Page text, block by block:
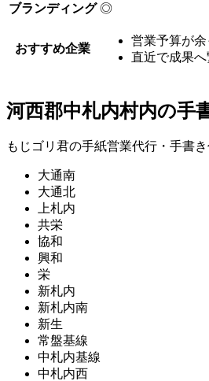
ブランディング ◎
おすすめ企業
営業予算が余
直近で成果
河西郡中札内村内の手
もじゴリ君の手紙営業代行・手書
大通南
大通北
上札内
共栄
協和
興和
栄
新札内
新札内南
新生
常盤基線
中札内基線
中札内西